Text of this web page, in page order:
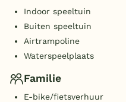
Indoor speeltuin
Buiten speeltuin
Airtrampoline
Waterspeelplaats
Familie
E-bike/fietsverhuur